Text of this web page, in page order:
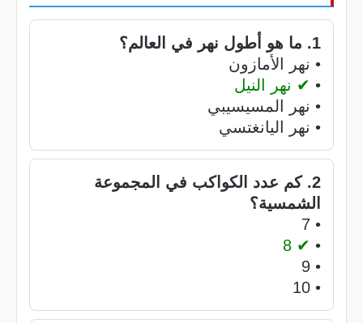
1. ما هو أطول نهر في العالم؟
• نهر الأمازون
• ✔ نهر النيل
• نهر المسيسيبي
• نهر اليانغتسي
2. كم عدد الكواكب في المجموعة
الشمسية؟
• 7
•
✔ 8
• 9
• 10